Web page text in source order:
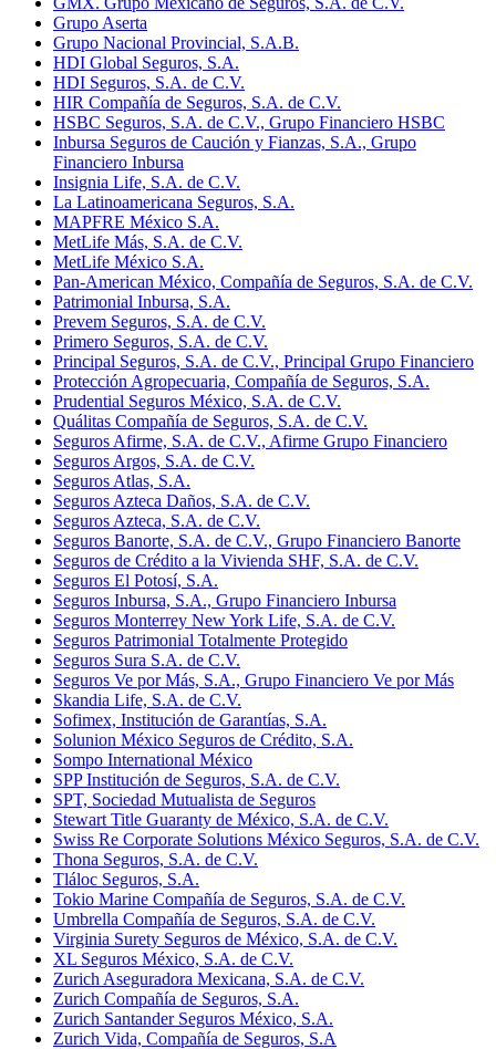
Grupo Aserta
Grupo Nacional Provincial, S.A.B.
HDI Global Seguros, S.A.
HDI Seguros, S.A. de C.V.
HIR Compañía de Seguros, S.A. de C.V.
HSBC Seguros, S.A. de C.V., Grupo Financiero HSBC
Inbursa Seguros de Caución y Fianzas, S.A., Grupo
Financiero Inbursa
Insignia Life, S.A. de C.V.
La Latinoamericana Seguros, S.A.
MAPFRE México S.A.
MetLife Más, S.A. de C.V.
MetLife México S.A.
Pan-American México, Compañía de Seguros, S.A. de C.V.
Patrimonial Inbursa, S.A.
Prevem Seguros, S.A. de C.V.
Primero Seguros, S.A. de C.V.
Principal Seguros, S.A. de C.V., Principal Grupo Financiero
Protección Agropecuaria, Compañía de Seguros, S.A.
Prudential Seguros México, S.A. de C.V.
Quálitas Compañía de Seguros, S.A. de C.V.
Seguros Afirme, S.A. de C.V., Afirme Grupo Financiero
Seguros Argos, S.A. de C.V.
Seguros Atlas, S.A.
Seguros Azteca Daños, S.A. de C.V.
Seguros Azteca, S.A. de C.V.
Seguros Banorte, S.A. de C.V., Grupo Financiero Banorte
Seguros de Crédito a la Vivienda SHF, S.A. de C.V.
Seguros El Potosí, S.A.
Seguros Inbursa, S.A., Grupo Financiero Inbursa
Seguros Monterrey New York Life, S.A. de C.V.
Seguros Patrimonial Totalmente Protegido
Seguros Sura S.A. de C.V.
Seguros Ve por Más, S.A., Grupo Financiero Ve por Más
Skandia Life, S.A. de C.V.
Sofimex, Institución de Garantías, S.A.
Solunion México Seguros de Crédito, S.A.
Sompo International México
SPP Institución de Seguros, S.A. de C.V.
SPT, Sociedad Mutualista de Seguros
Stewart Title Guaranty de México, S.A. de C.V.
Swiss Re Corporate Solutions México Seguros, S.A. de C.V.
Thona Seguros, S.A. de C.V.
Tláloc Seguros, S.A.
Tokio Marine Compañía de Seguros, S.A. de C.V.
Umbrella Compañía de Seguros, S.A. de C.V.
Virginia Surety Seguros de México, S.A. de C.V.
XL Seguros México, S.A. de C.V.
Zurich Aseguradora Mexicana, S.A. de C.V.
Zurich Compañía de Seguros, S.A.
Zurich Santander Seguros México, S.A.
Zurich Vida, Compañía de Seguros, S.A